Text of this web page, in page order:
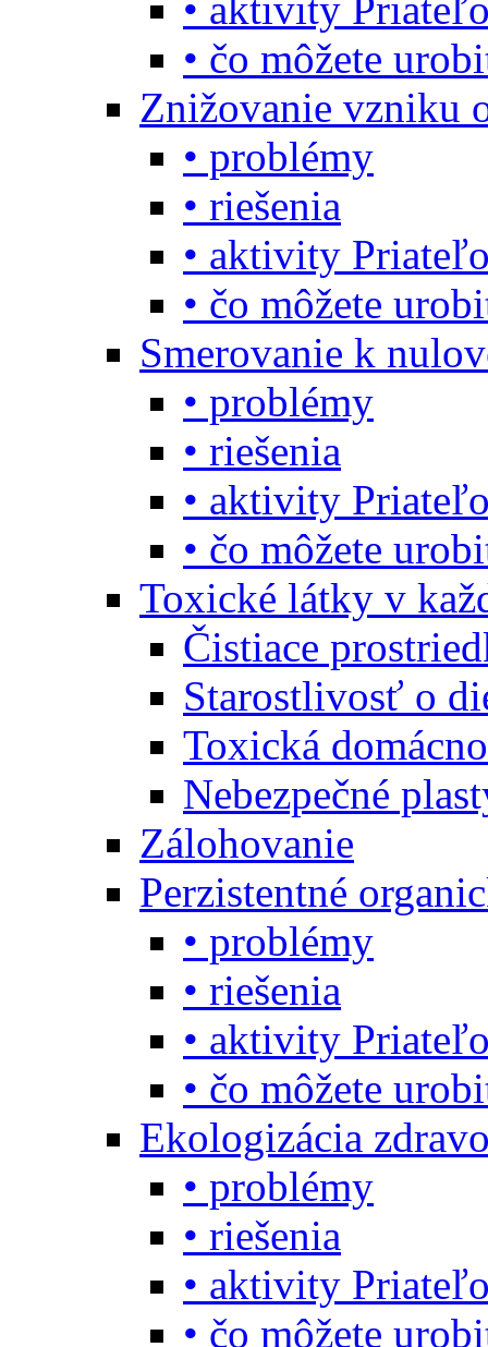
• čo môžete
Znižovanie vzniku
• problémy
• riešenia
• aktivity
• čo môžete
Smerovanie k
• problémy
• riešenia
• aktivity
• čo môžete
Toxické látky v
Čistiace
Starostlivosť o
Toxická
Nebezpečné
Zálohovanie
Perzistentné
• problémy
• riešenia
• aktivity
• čo môžete
Ekologizácia
• problémy
• riešenia
• aktivity
• čo môžete